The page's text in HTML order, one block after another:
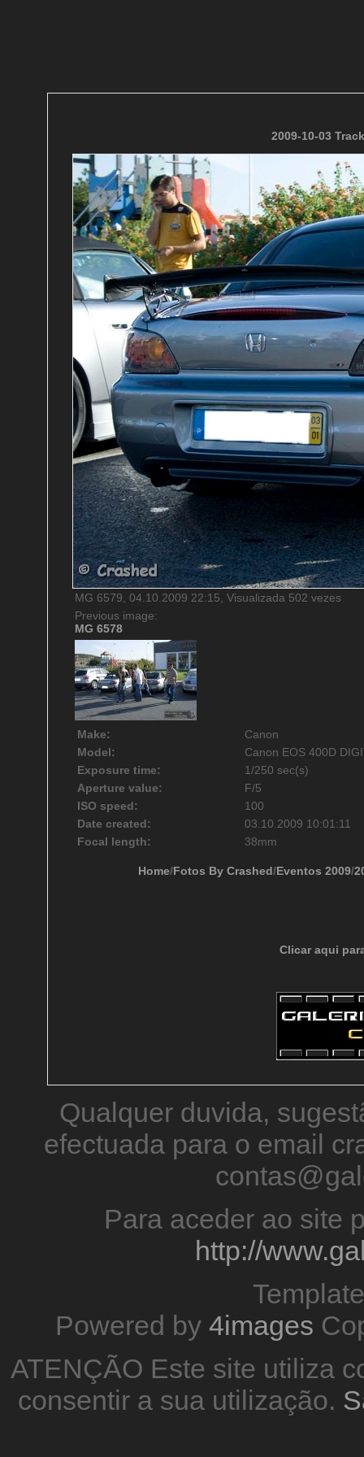
2009-10-03
MG 6579, 04.10.2009 22:15, Visualizada 502 vezes
Previous image:
MG 6578
Make:
Canon
Model:
Canon EOS 400D
Exposure time:
1/250 sec(s)
Aperture value:
F/5
ISO speed:
100
Date created:
03.10.2009 10:01:11
Focal length:
38mm
Home/Fotos By Crashed/Eventos 2009/
Clicar aqui
Qualquer duvida,
efectuada para o email
Para aceder ao site
http://
Powered by 4images
ATENÇÃO Este site utiliza
consentir a sua utilização.